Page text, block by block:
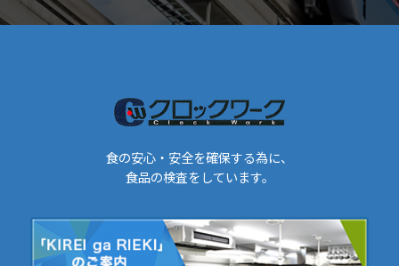
食の安心・安全を確保する為に、
食品の検査をしています。